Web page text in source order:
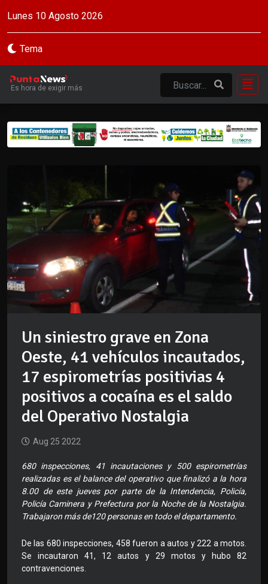
Lunes 10 Agosto 2026
Tema
Es hora de exigir más
Un siniestro grave en Zona
Oeste, 41 vehículos incautados,
17 espirometrías positivias 4
positivos a cocaína es el saldo
del Operativo Nostalgia
Aug 25 2022
680 inspecciones, 41 incautaciones y 500 espirometrías
realizadas es el balance del operativo que finalizó a la hora
8.00 de este jueves por parte de la Intendencia, Policía,
Policía Caminera y Prefectura por la Noche de la Nostalgia.
Trabajaron más de120 personas en todo el departamento.
De las 680 inspecciones, 458 fueron a autos y 222 a motos.
Se incautaron 41, 12 autos y 29 motos y hubo 82
contravenciones.